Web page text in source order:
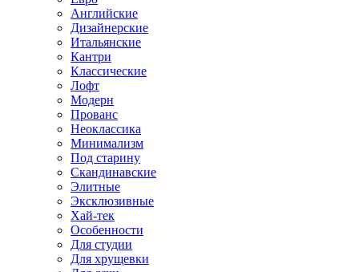
Английские
Дизайнерские
Итальянские
Кантри
Классические
Лофт
Модерн
Прованс
Неоклассика
Минимализм
Под старину
Скандинавские
Элитные
Эксклюзивные
Хай-тек
Особенности
Для студии
Для хрущевки